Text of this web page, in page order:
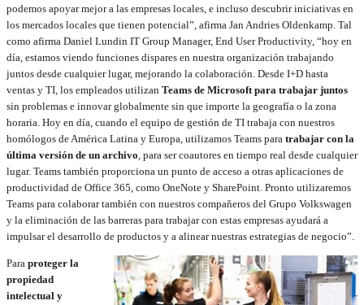
podemos apoyar mejor a las empresas locales, e incluso descubrir iniciativas en
los mercados locales que tienen potencial”, afirma Jan Andries Oldenkamp. Tal
como afirma Daniel Lundin IT Group Manager, End User Productivity, “hoy en
día, estamos viendo funciones dispares en nuestra organización trabajando
juntos desde cualquier lugar, mejorando la colaboración. Desde I+D hasta
ventas y TI, los empleados utilizan Teams de Microsoft para trabajar juntos
sin problemas e innovar globalmente sin que importe la geografía o la zona
horaria. Hoy en día, cuando el equipo de gestión de TI trabaja con nuestros
homólogos de América Latina y Europa, utilizamos Teams para trabajar con la
última versión de un archivo, para ser coautores en tiempo real desde cualquier
lugar. Teams también proporciona un punto de acceso a otras aplicaciones de
productividad de Office 365, como OneNote y SharePoint. Pronto utilizaremos
Teams para colaborar también con nuestros compañeros del Grupo Volkswagen
y la eliminación de las barreras para trabajar con estas empresas ayudará a
impulsar el desarrollo de productos y a alinear nuestras estrategias de negocio”.
Para proteger la
propiedad
intelectual y